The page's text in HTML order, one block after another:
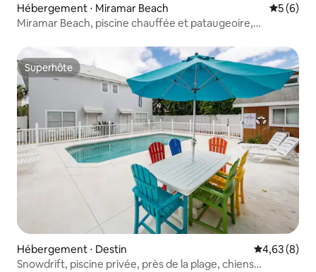
Hébergement ⋅ Miramar Beach
5 (6)
Miramar Beach, piscine chauffée et pataugeoire,
Superhôte
Superhôte
Hébergement ⋅ Destin Évaluation
4,63 (8)
Snowdrift, piscine privée, près de la plage, chiens